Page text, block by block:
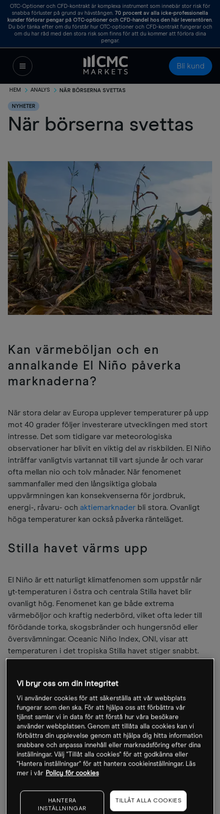
OTC-Optioner och CFD-kontrakt är komplexa instrument som innebär stor risk för
snabba förluster på grund av hävstången. 70 procent av alla icke-professionella
kunder förlorar pengar på OTC-optioner och CFD-handel hos den här leverantören
Du bör tänka efter om du förstår hur OTC-optioner och CFD-kontrakt fungerar och
om du har råd med den stora risk som finns för att du kommer att förlora dina
pengar.
Bli kund
HEM ANALYS NÄR BÖRSERNA SVETTAS
NYHETER
När börserna svettas
Kan värmeböljan och en
annalkande El Niño påverka
marknaderna?
När stora delar av Europa upplever temperaturer på upp
mot 40 grader följer investerare utvecklingen med stort
intresse. Det som tidigare var meteorologiska
observationer har blivit en viktig del av riskbilden. El Niño
inträffar vanligtvis vartannat till vart sjunde år och varar
ofta mellan nio och tolv månader. När fenomenet
sammanfaller med den långsiktiga globala
uppvärmningen kan konsekvenserna för jordbruk,
energi-, råvaru- och aktiemarknader bli stora. Ovanligt
höga temperaturer kan också påverka ränteläget.
Stilla havet värms upp
El Niño är ett naturligt klimatfenomen som uppstår när
yt-temperaturen i östra och centrala Stilla havet blir
ovanligt hög. Fenomenet kan ge både extrema
värmeböljor och kraftig nederbörd, vilket ofta leder till
förödande torka, skogsbränder och hungersnöd eller
översvämningar. Oceanic Niño Index, ONI, visar att
temperaturen i det tropiska Stilla havet stiger snabbt.
senare i år.
Jordbruksråvaror är normalt sett bland de första
marknaderna som reagerar när El Niño utvecklas.
Historiska erfarenheter visar att minskad produktion och
förstörda skördar snabbt slår igenom i priserna på bland
annat kaffe, kakao, socker, ris och sojabönor. När priserna
svänger kraftigt på verkas marginalerna hos stora
Hur hårt aktiekurserna drabbas beror på hur bolagens är
positionerade på marknaden och deras förmåga att föra
Vi bryr oss om din integritet
Vi använder cookies för att säkerställa att vår webbplats
fungerar som den ska. För att hjälpa oss att förbättra vår
tjänst samlar vi in data för att förstå hur våra besökare
använder webbplatsen. Genom att tillåta alla cookies kan vi
förbättra din upplevelse genom att hjälpa dig hitta information
snabbare och anpassa innehåll eller marknadsföring efter dina
inställningar. Välj "Tillåt alla cookies" för att godkänna eller
"Hantera inställningar" för att hantera cookieinställningar. Läs
mer i vår Policy för cookies
HANTERA
INSTÄLLNINGAR
TILLÅT ALLA COOKIES